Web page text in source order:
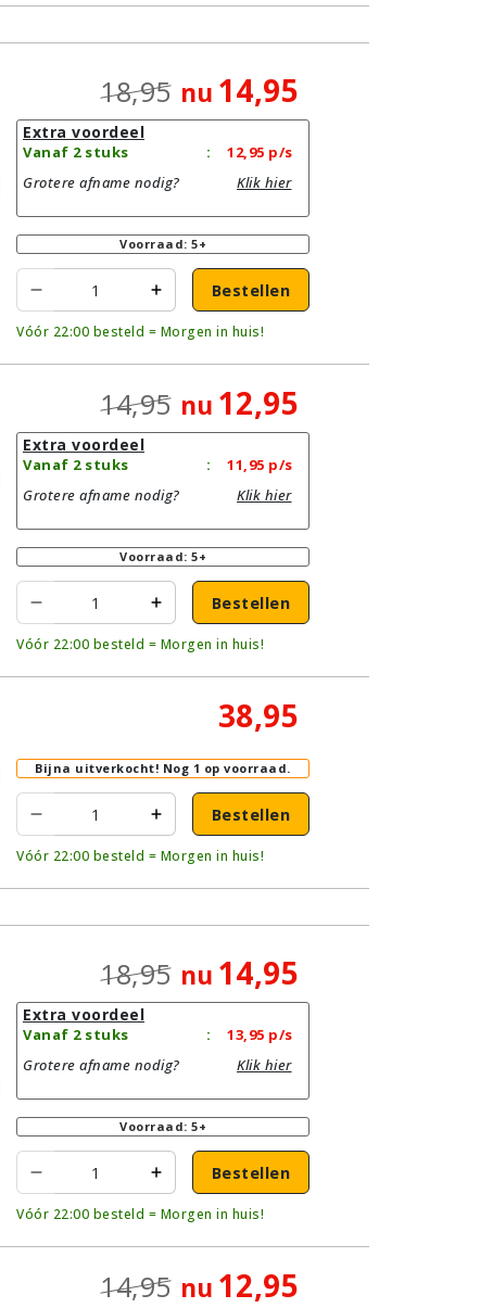
18,95 nu 14,95
Extra voordeel
Vanaf 2 stuks : 12,95 p/s
Grotere afname nodig?
Klik hier
Voorraad: 5+
Bestellen
Vóór 22:00 besteld = Morgen in huis!
14,95 nu 12,95
Extra voordeel
Vanaf 2 stuks : 11,95 p/s
Grotere afname nodig?
Klik hier
Voorraad: 5+
Bestellen
Vóór 22:00 besteld = Morgen in huis!
38,95
Bijna uitverkocht! Nog 1 op voorraad.
Bestellen
Vóór 22:00 besteld = Morgen in huis!
18,95 nu 14,95
Extra voordeel
Vanaf 2 stuks : 13,95 p/s
Grotere afname nodig?
Klik hier
Voorraad: 5+
Bestellen
Vóór 22:00 besteld = Morgen in huis!
14,95 nu 12,95